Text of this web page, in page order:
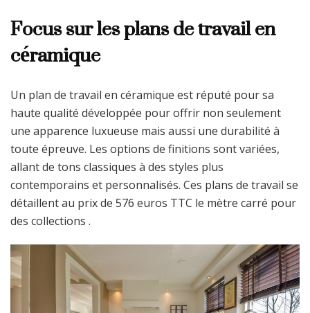
Focus sur les plans de travail en
céramique
Un plan de travail en céramique est réputé pour sa
haute qualité développée pour offrir non seulement
une apparence luxueuse mais aussi une durabilité à
toute épreuve. Les options de finitions sont variées,
allant de tons classiques à des styles plus
contemporains et personnalisés. Ces plans de travail se
détaillent au prix de 576 euros TTC le mètre carré pour
des collections .